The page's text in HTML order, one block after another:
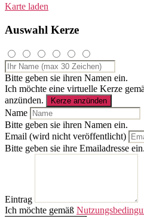
Karte laden
Auswahl Kerze
Bitte geben sie ihren Namen ein.
Ich möchte eine virtuelle Kerze
anzünden.
Kerze anzünden
Name
Bitte geben sie ihren Namen ein.
Email (wird nicht veröffentlicht)
Bitte geben sie ihre Emailadresse ein.
Eintrag
Ich möchte gemäß